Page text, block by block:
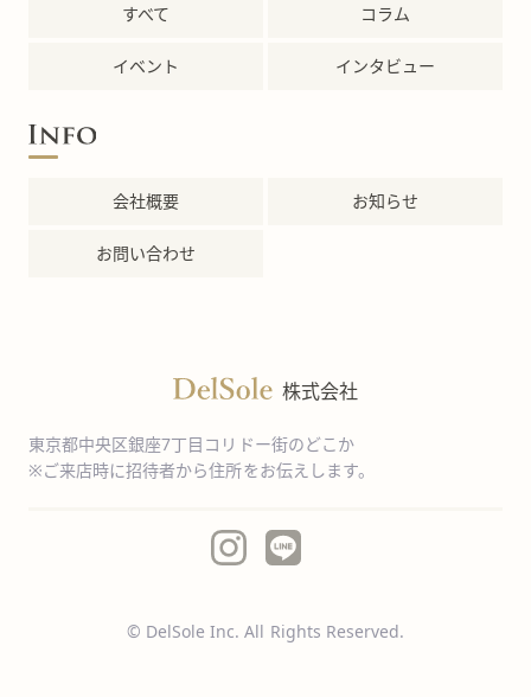
すべて コラム
イベント インタビュー
会社概要 お知らせ
お問い合わせ
株式会社
東京都中央区銀座7丁目コリドー街のどこか
※ご来店時に招待者から住所をお伝えします。
© DelSole Inc. All Rights Reserved.